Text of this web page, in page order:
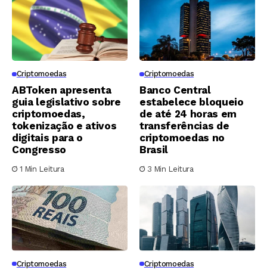
Criptomoedas
ABToken apresenta
guia legislativo sobre
criptomoedas,
tokenização e ativos
digitais para o
Congresso
1 Min Leitura
Criptomoedas
Banco Central
estabelece bloqueio
de até 24 horas em
transferências de
criptomoedas no
Brasil
3 Min Leitura
Criptomoedas Criptomoedas